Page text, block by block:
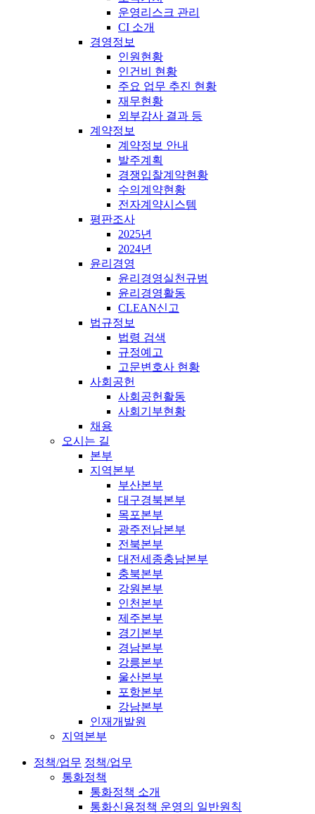
운영리스크 관리
CI 소개
경영정보
인원현황
인건비 현황
주요 업무 추진 현황
재무현황
외부감사 결과 등
계약정보
계약정보 안내
발주계획
경쟁입찰계약현황
수의계약현황
전자계약시스템
평판조사
2025년
2024년
윤리경영
윤리경영실천규범
윤리경영활동
CLEAN신고
법규정보
법령 검색
규정예고
고문변호사 현황
사회공헌
사회공헌활동
사회기부현황
채용
오시는 길
본부
지역본부
부산본부
대구경북본부
목포본부
광주전남본부
전북본부
대전세종충남본부
충북본부
강원본부
인천본부
제주본부
경기본부
경남본부
강릉본부
울산본부
포항본부
강남본부
인재개발원
지역본부
정책/업무 정책/업무
통화정책
통화정책 소개
통화신용정책 운영의 일반원칙